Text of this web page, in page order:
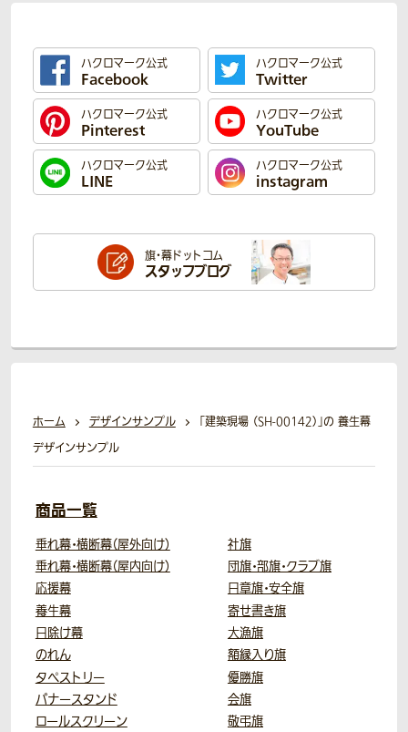
ハクロマーク公式
Facebook
ハクロマーク公式
Twitter
ハクロマーク公式
Pinterest
ハクロマーク公式
YouTube
ハクロマーク公式
LINE
ハクロマーク公式
instagram
旗・幕ドットコム
スタッフブログ
ホーム デザインサンプル
「建築現場 （SH-00142）」の 養生幕
デザインサンプル
商品一覧
垂れ幕・横断幕（屋外向け）
垂れ幕・横断幕（屋内向け）
応援幕
養生幕
日除け幕
のれん
タペストリー
バナースタンド
ロールスクリーン
社旗
団旗・部旗・クラブ旗
日章旗・安全旗
寄せ書き旗
大漁旗
額縁入り旗
優勝旗
会旗
敬弔旗